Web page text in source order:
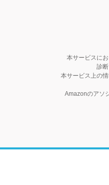
本サービスに
診
本サービス上の
Amazonのアソ